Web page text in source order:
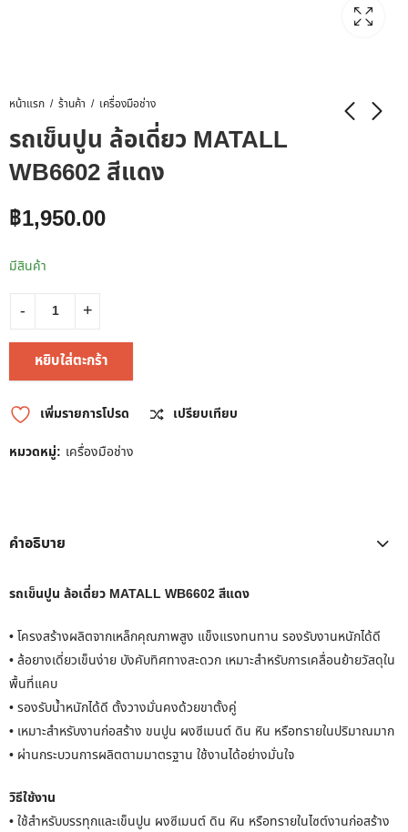
หน้าแรก ร้านค้า เครื่องมือช่าง
รถเข็นปูน ล้อเดี่ยว MATALL
WB6602 สีแดง
฿1,950.00
มีสินค้า
หยิบใส่ตะกร้า
เพิ่มรายการโปรด
เปรียบเทียบ
หมวดหมู่: เครื่องมือช่าง
คำอธิบาย
รถเข็นปูน ล้อเดี่ยว MATALL WB6602 สีแดง
• โครงสร้างผลิตจากเหล็กคุณภาพสูง แข็งแรงทนทาน รองรับงานหนักได้ดี
• ล้อยางเดี่ยวเข็นง่าย บังคับทิศทางสะดวก เหมาะสำหรับการเคลื่อนย้ายวัสดุใน
พื้นที่แคบ
• รองรับน้ำหนักได้ดี ตั้งวางมั่นคงด้วยขาตั้งคู่
• เหมาะสำหรับงานก่อสร้าง ขนปูน ผงซีเมนต์ ดิน หิน หรือทรายในปริมาณมาก
• ผ่านกระบวนการผลิตตามมาตรฐาน ใช้งานได้อย่างมั่นใจ
วิธีใช้งาน
• ใช้สำหรับบรรทุกและเข็นปูน ผงซีเมนต์ ดิน หิน หรือทรายในไซต์งานก่อสร้าง